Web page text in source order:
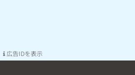
広告IDを表示